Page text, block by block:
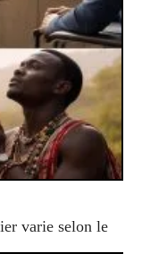
varie selon le